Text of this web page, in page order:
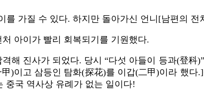
를 가질 수 있다. 하지만 돌아가신 언니[남편의
아이가 빨리 회복되기를 기원했다.
해 진사가 되었다. 당시 “다섯 아들이 등과(登
)이고 삼등인 탐화(探花)를 이갑(二甲)이라 했
중국 역사상 유례가 없는 일이다!